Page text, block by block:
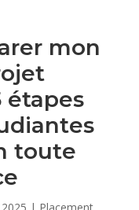
mon
étapes
toute